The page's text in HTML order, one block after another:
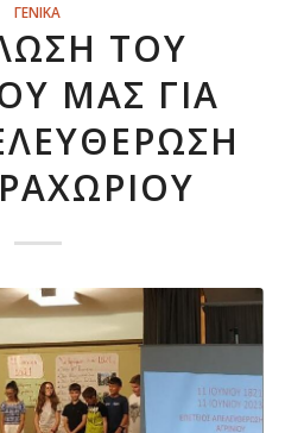
ΓΕΝΙΚΑ
ΤΟΥ
ΜΑΣ ΓΙΑ